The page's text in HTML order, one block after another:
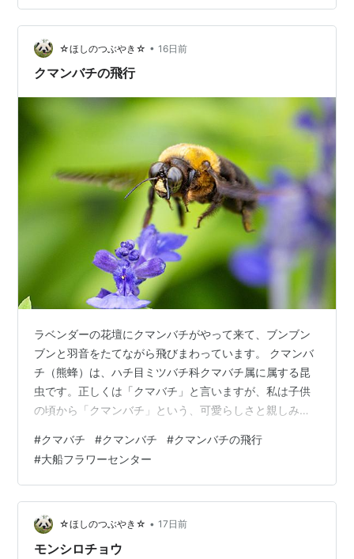
す。飽きずにご覧いただければと思います。 トンボがい
ました。 ハスの葉シャワーです。 ハスは、地下茎である
レンコン（蓮根）の部分の穴が茎を通じて葉までつなが
っており、茎からホースで水を通すと、その葉脈を通っ
☆ほしのつぶやき☆ • 16日前
クマンバチの飛行
ラベンダーの花壇にクマンバチがやって来て、ブンブン
ブンと羽音をたてながら飛びまわっています。 クマンバ
チ（熊蜂）は、ハチ目ミツバチ科クマバチ属に属する昆
虫です。正しくは「クマバチ」と言いますが、私は子供
の頃から「クマンバチ」という、可愛らしさと親しみを
います。 クマンバチの飛行を見ていると、中学生の頃
（たぶん）に教わった、リムスキー＝コルサコフ作曲の
「熊蜂の飛行」の、あの気ぜわしいメロディーが頭の中
に流れます。いろいろな楽器で演奏されていますが、な
ぜかバイオリンの独奏が記憶に残っています。 オペラ
『サルタン皇帝』の中の間奏曲「熊蜂の飛行」は、正…
#クマバチ #クマンバチ #クマンバチの飛行
#大船フラワーセンター
☆ほしのつぶやき☆ • 17日前
モンシロチョウ